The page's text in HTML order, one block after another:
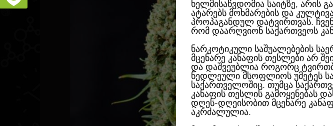
ხელმისაწვდომია საიტზე, არის
ატარებს მოხმარების და
პროპაგანდულ დატვირთვას.
რომ დაარღვიონ საქართვეოს
ნარკოტიკული საშუალებების
მცენარე კანაფის თესლები არ
და დაშვეუბლია როგორც
ნედლეული მსოფლიოს უმეტეს
საქართველოშიც. თუმცა
კანაფის თესლის გამოყენებას
დღეს-დღეისობით მცენარე
აკრძალულია.
Super
with